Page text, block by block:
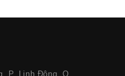
P. Linh Đông, Q.